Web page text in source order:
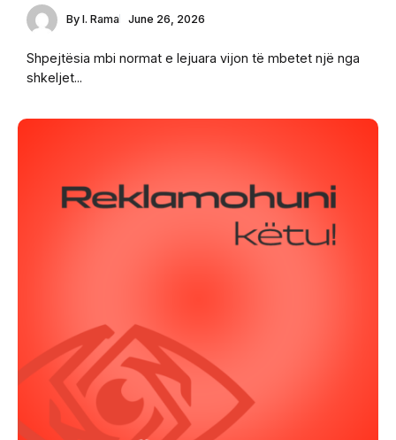
By I. Rama June 26, 2026
Shpejtësia mbi normat e lejuara vijon të mbetet një nga
shkeljet...